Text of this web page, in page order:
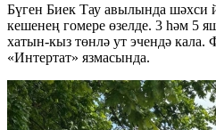
Бүген Биек Тау авылында шәхси
кешенең гомере өзелде. 3 һәм 5
хатын-кыз төнлә ут эчендә
«Интертат» язмасында.